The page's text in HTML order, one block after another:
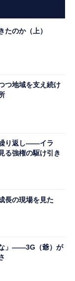
たのか（上）
つ地域を支え続け
繰り返し――イラ
る強権の駆け引き
長の現場を見た
な」――3G（爺）が